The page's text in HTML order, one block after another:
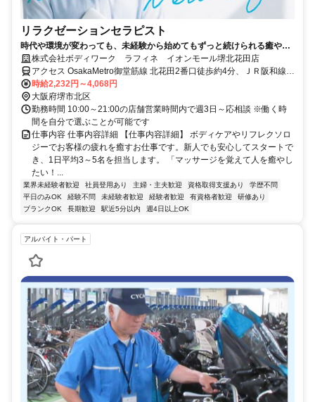
リラクゼーションセラピスト
時代や環境が変わっても、未経験から始めてもずっと続けられる癒やし
の仕事。手に職を身につけて、生き方を変えよう。
株式会社ボディワーク ラフィネ イオンモール堺北花田店
アクセス OsakaMetro御堂筋線 北花田2番口徒歩約4分、ＪＲ阪和線
浅香徒歩約17分、OsakaMetro御堂筋線 あびこ（Osaka4番口徒歩約
24分 最寄駅：北花田駅
時給2,232円～4,068円
大阪府堺市北区
勤務時間 10:00～21:00の店舗営業時間内で週3日～応相談 ※働く時
間を自分で選ぶことが可能です
仕事内容 仕事内容詳細 【仕事内容詳細】 ボディケアやリフレクソロ
ジーでお客様の疲れを癒すお仕事です。新人でも安心してスタートで
き、1日平均3～5名を担当します。 「マッサージを覚えて人を癒やし
たい！...
業界未経験者歓迎 社員登用あり 主婦・主夫歓迎 資格取得支援あり
学歴不問
平日のみOK
経験不問 未経験者歓迎 経験者歓迎 有資格者歓迎
研修あり
ブランクOK
長期歓迎 駅近5分以内 週4日以上OK
アルバイト・パート